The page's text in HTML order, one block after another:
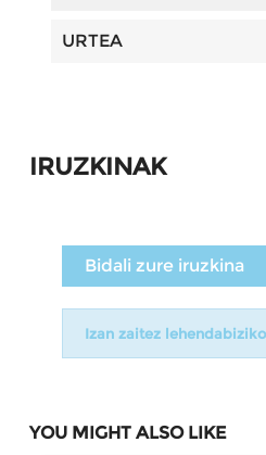
URTEA
IRUZKINAK
Bidali zure iruzkina
Izan zaitez
YOU MIGHT ALSO LIKE